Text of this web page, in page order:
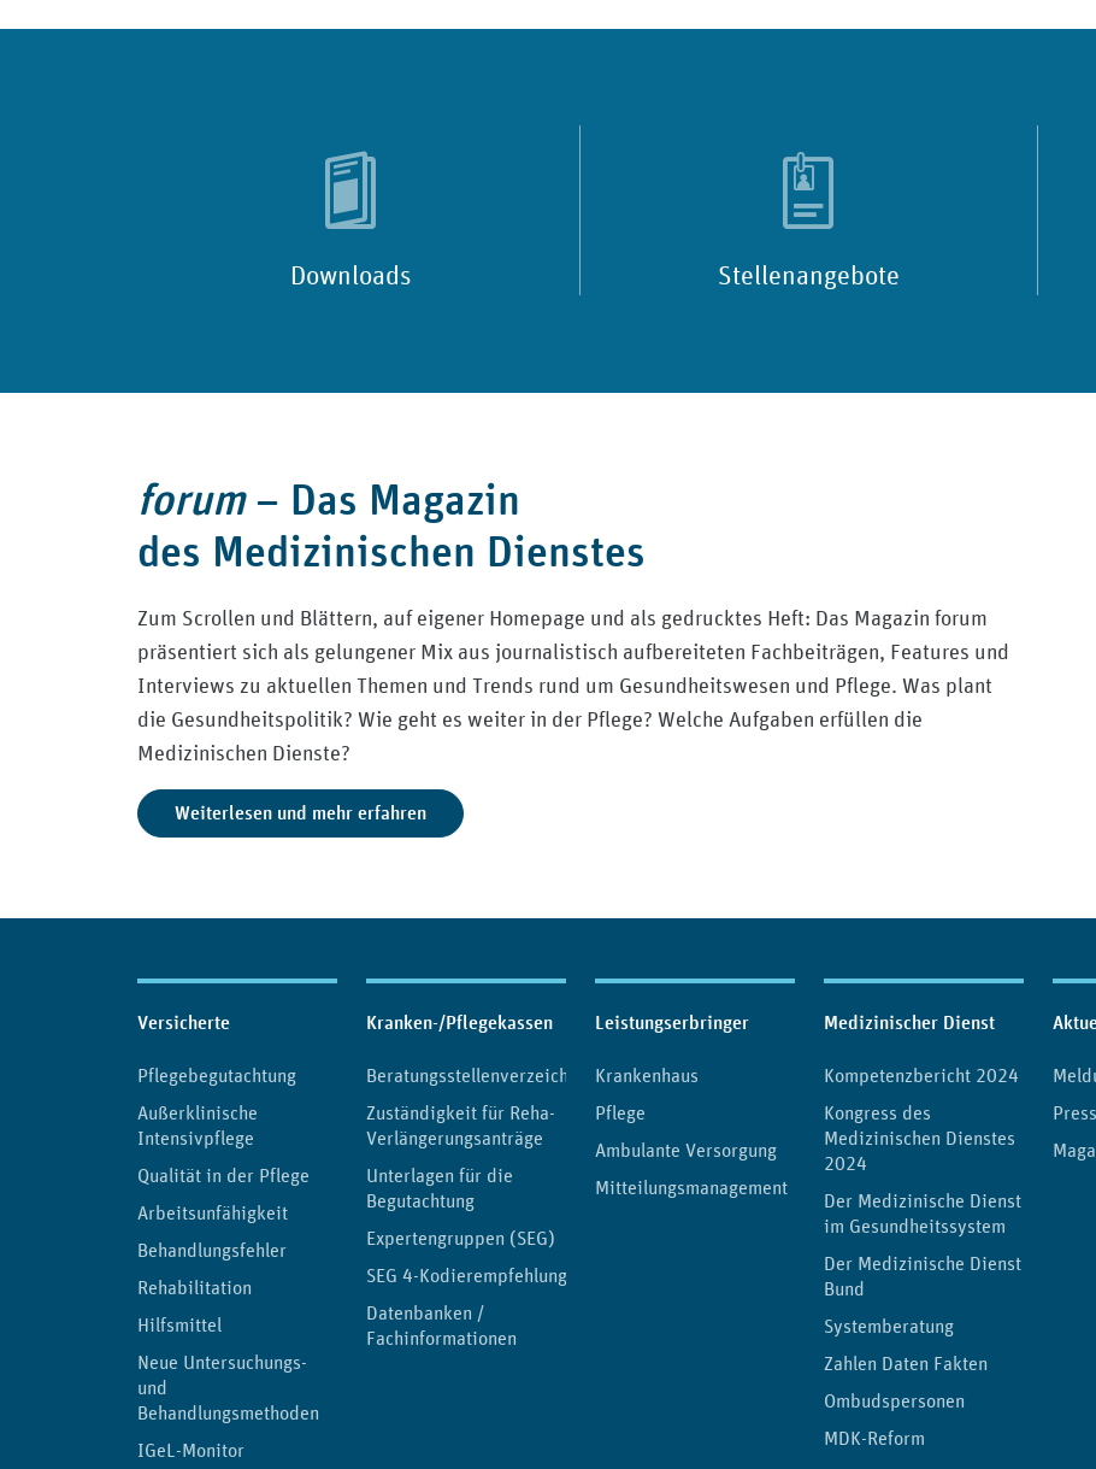
Downloads Stellenangebote
forum– Das Magazin
des Medizinischen Dienstes
Zum Scrollen und Blättern, auf eigener Homepage und als gedrucktes Heft: Das Magazin forum
präsentiert sich als gelungener Mix aus journalistisch aufbereiteten Fachbeiträgen, Features und
Interviews zu aktuellen Themen und Trends rund um Gesundheitswesen und Pflege. Was plant
die Gesundheitspolitik? Wie geht es weiter in der Pflege? Welche Aufgaben erfüllen die
Medizinischen Dienste?
Weiterlesen und mehr erfahren
Inhaltsübersicht
Versicherte
Pflegebegutachtung
Außerklinische
Intensivpflege
Qualität in der Pflege
Arbeitsunfähigkeit
Behandlungsfehler
Rehabilitation
Hilfsmittel
Neue Untersuchungs-
und
Behandlungsmethoden
IGeL-Monitor
Kranken-/Pflegekassen
Beratungsstellenverzeichnis
Zuständigkeit für Reha-
Verlängerungsanträge
Unterlagen für die
Begutachtung
Expertengruppen (SEG)
SEG 4-Kodierempfehlungen
Datenbanken /
Fachinformationen
Leistungserbringer
Krankenhaus
Pflege
Ambulante Versorgung
Mitteilungsmanagement
Medizinischer Dienst
Kompetenzbericht 2024
Kongress des
Medizinischen Dienstes
2024
Der Medizinische Dienst
im Gesundheitssystem
Der Medizinische Dienst
Bund
Systemberatung
Zahlen Daten Fakten
Ombudspersonen
MDK-Reform